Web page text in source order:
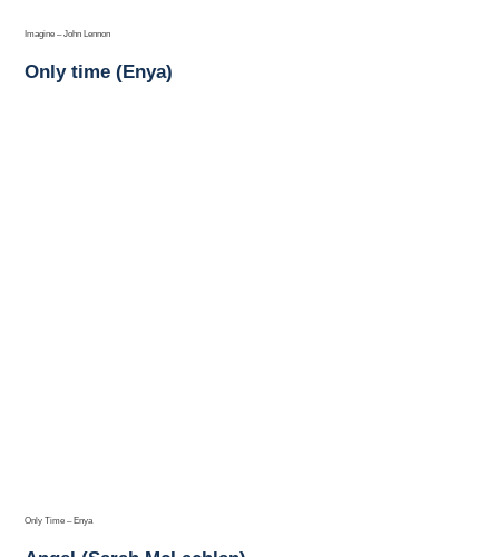
Imagine – John Lennon
Only time (Enya)
Only Time – Enya